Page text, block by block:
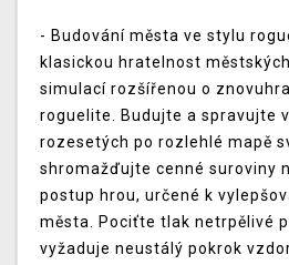
- Budování města ve stylu
klasickou hratelnost
simulací rozšířenou o
roguelite. Budujte a spravujte
rozesetých po rozlehlé mapě
shromažďujte cenné suroviny
postup hrou, určené k
města. Pociťte tlak netrpělivé
vyžaduje neustálý pokrok